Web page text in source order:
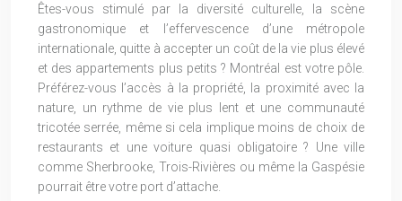
Êtes-vous stimulé par la diversité culturelle, la scène
gastronomique et l’effervescence d’une métropole
internationale, quitte à accepter un coût de la vie plus élevé
et des appartements plus petits ? Montréal est votre pôle.
Préférez-vous l’accès à la propriété, la proximité avec la
nature, un rythme de vie plus lent et une communauté
tricotée serrée, même si cela implique moins de choix de
restaurants et une voiture quasi obligatoire ? Une ville
comme Sherbrooke, Trois-Rivières ou même la Gaspésie
pourrait être votre port d’attache.